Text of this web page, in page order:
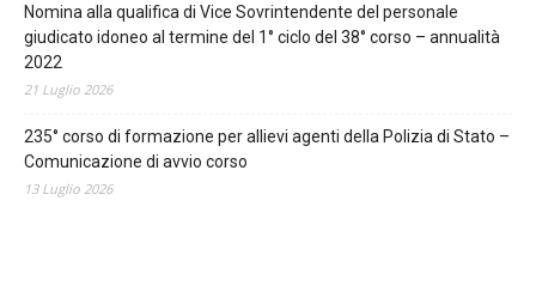
Nomina alla qualifica di Vice Sovrintendente del personale
giudicato idoneo al termine del 1° ciclo del 38° corso – annualità
2022
21 Luglio 2026
235° corso di formazione per allievi agenti della Polizia di Stato –
Comunicazione di avvio corso
13 Luglio 2026